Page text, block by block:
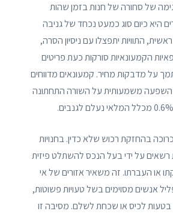
של סחורה של חנות בזמן שהות
היא כיום סוג כמעט נכחד של גניבה
התוויות יתפצלו עם ניסיון הסרה,
הקמעונאיות סורקות כעת פריטים
על מדבקות מחיר. קמעונאים מדווחים
השפעה משמעותית על השורה התחתונה
בהחזקת רכוש שלא כדין. בחנויות
רשאים על ידי בעל הנכס להשתלט פיזית
או העברתו. זה משאיר אזורים של אי
אנשים מסוימים בשל טעויות פשוטות,
בטעות לכיס או שכחת לשלם. מסיבה זו